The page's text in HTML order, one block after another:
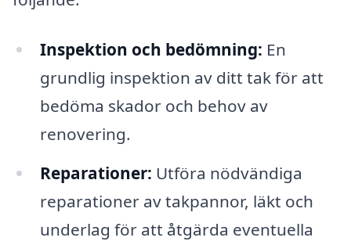
Inspektion och bedömning: En
grundlig inspektion av ditt tak för att
bedöma skador och behov av
renovering.
Reparationer: Utföra nödvändiga
reparationer av takpannor, läkt och
underlag för att åtgärda eventuella